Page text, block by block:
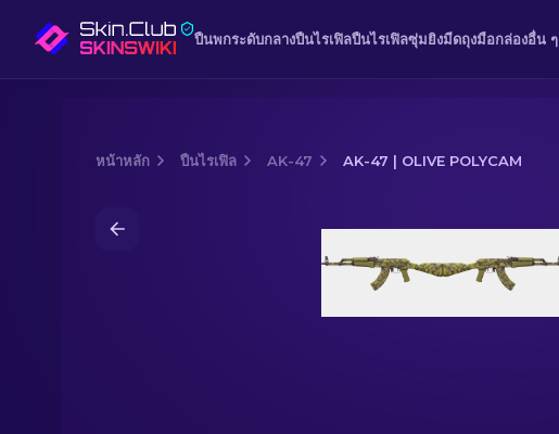
ปืนพกระดับกลางปืนไรเฟิลปืนไรเฟิลซุ่มยิงมีดถุงมือกล่องอื่น ๆ
หน้าหลัก ปืนไรเฟิล AK-47 AK-47 | OLIVE POLYCAM